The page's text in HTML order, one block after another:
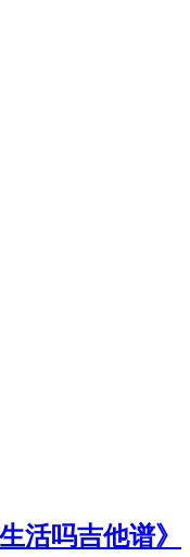
活吗吉他谱》